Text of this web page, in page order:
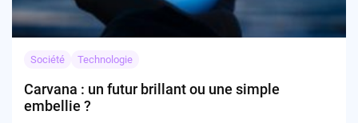
Société Technologie
Carvana : un futur brillant ou une simple
embellie ?